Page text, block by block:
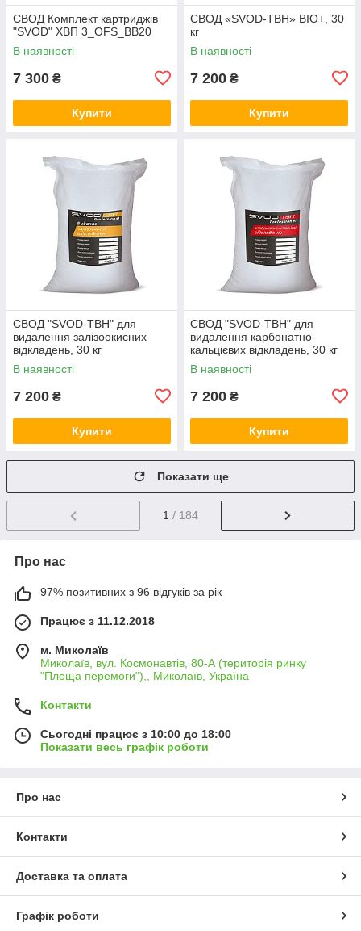
СВОД Комплект картриджів
"SVOD" ХВП 3_OFS_BB20
В наявності
7 300 ₴
Купити
СВОД «SVOD-ТВН» BIO+, 30
кг
В наявності
7 200 ₴
Купити
СВОД "SVOD-ТВН" для
видалення залізоокисних
відкладень, 30 кг
В наявності
7 200 ₴
Купити
СВОД "SVOD-ТВН" для
видалення карбонатно-
кальцієвих відкладень, 30 кг
В наявності
7 200 ₴
Купити
Показати ще
1 / 184
Про нас
97% позитивних з 96 відгуків за рік
Працює з 11.12.2018
м. Миколаїв
Миколаїв, вул. Космонавтів, 80-А (територія ринку
"Площа перемоги"),, Миколаїв, Україна
Контакти
Сьогодні працює з 10:00 до 18:00
Показати весь графік роботи
Про нас
Контакти
Доставка та оплата
Графік роботи